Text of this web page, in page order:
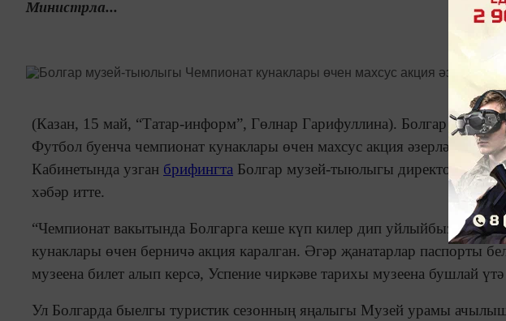
Министрла...
(Казан, 15 май, “Татар-информ”, Гөлнар Гарифуллина). Болгар дәүләт
Футбол буенча чемпионат кунаклары өчен махсус акция әзерләгән. Бу
Кабинетында узган брифингта Болгар музей-тыюлыгы директорының
хәбәр итте.
“Чемпионат вакытында Болгарга кеше күп килер дип уйлыйбыз. Без
кунаклары өчен берничә акция каралган. Әгәр җанатарлар паспорты
музеена билет алып керсә, Успение чиркәве тарихы музеена бушлай
Ул Болгарда быелгы туристик сезонның яңалыгы Музей урамы